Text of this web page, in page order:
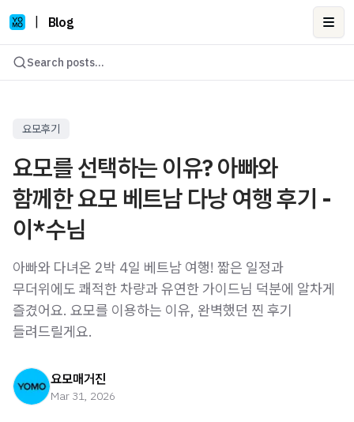
Blog
Search posts...
요모후기
요모를 선택하는 이유? 아빠와
함께한 요모 베트남 다낭 여행 후기 -
이*수님
아빠와 다녀온 2박 4일 베트남 여행! 짧은 일정과
무더위에도 쾌적한 차량과 유연한 가이드님 덕분에 알차게
즐겼어요. 요모를 이용하는 이유, 완벽했던 찐 후기
들려드릴게요.
요모매거진
Mar 31, 2026